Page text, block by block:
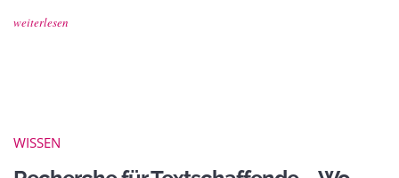
weiterlesen
WISSEN